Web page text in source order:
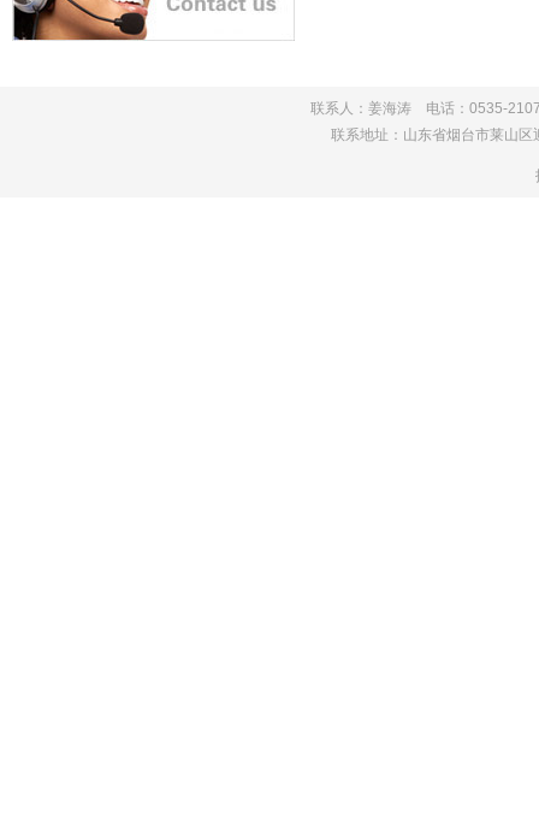
联系人：姜海涛 电话：0535-
联系地址：山东省烟台市莱山